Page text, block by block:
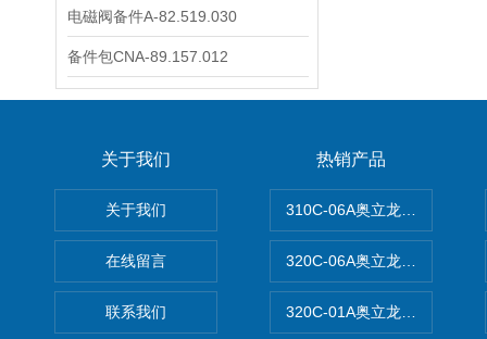
电磁阀备件A-82.519.030
备件包CNA-89.157.012
关于我们
关于我们
在线留言
联系我们
热销产品
310C-06A奥立龙实验室台式
320C-06A奥立龙实验室便携
320C-01A奥立龙实验室便携